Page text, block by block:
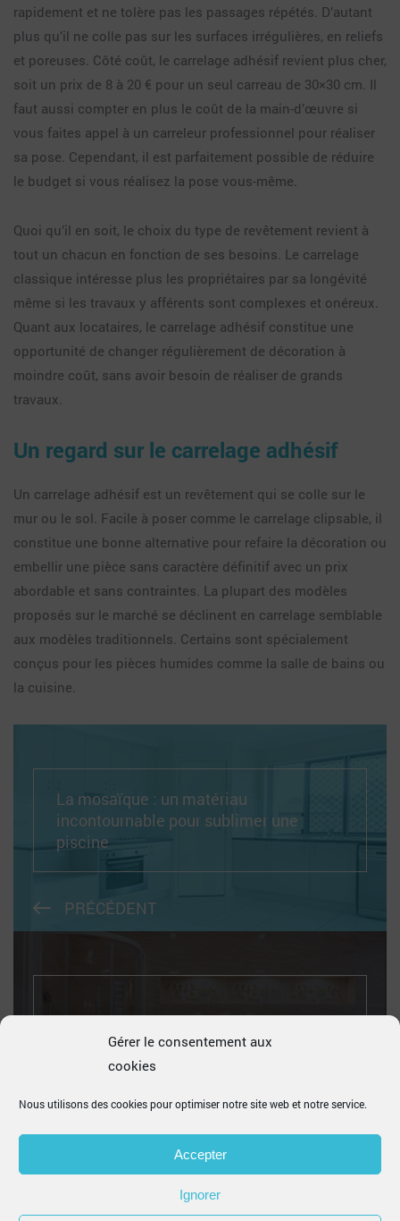
Gérer le consentement aux
cookies
Nous utilisons des cookies pour optimiser notre site web et notre service.
Accepter
Ignorer
rapidement et ne tolère pas les passages répétés. D’autant
plus qu’il ne colle pas sur les surfaces irrégulières, en reliefs
et poreuses. Côté coût, le carrelage adhésif revient plus cher,
soit un prix de 8 à 20 € pour un seul carreau de 30×30 cm. Il
faut aussi compter en plus le coût de la main-d’œuvre si
vous faites appel à un carreleur professionnel pour réaliser
sa pose. Cependant, il est parfaitement possible de réduire
le budget si vous réalisez la pose vous-même.
Quoi qu’il en soit, le choix du type de revêtement revient à
tout un chacun en fonction de ses besoins. Le carrelage
classique intéresse plus les propriétaires par sa longévité
même si les travaux y afférents sont complexes et onéreux.
Quant aux locataires, le carrelage adhésif constitue une
opportunité de changer régulièrement de décoration à
moindre coût, sans avoir besoin de réaliser de grands
travaux.
Un regard sur le carrelage adhésif
Un carrelage adhésif est un revêtement qui se colle sur le
mur ou le sol. Facile à poser comme le carrelage clipsable, il
constitue une bonne alternative pour refaire la décoration ou
embellir une pièce sans caractère définitif avec un prix
abordable et sans contraintes. La plupart des modèles
proposés sur le marché se déclinent en carrelage semblable
aux modèles traditionnels. Certains sont spécialement
conçus pour les pièces humides comme la salle de bains ou
la cuisine.
La mosaïque : un matériau
incontournable pour sublimer une
piscine
PRÉCÉDENT
SUIVANT